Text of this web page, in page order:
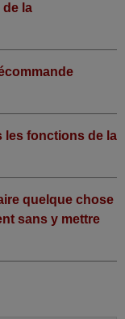
la
les fonctions de la
quelque chose
sans y mettre